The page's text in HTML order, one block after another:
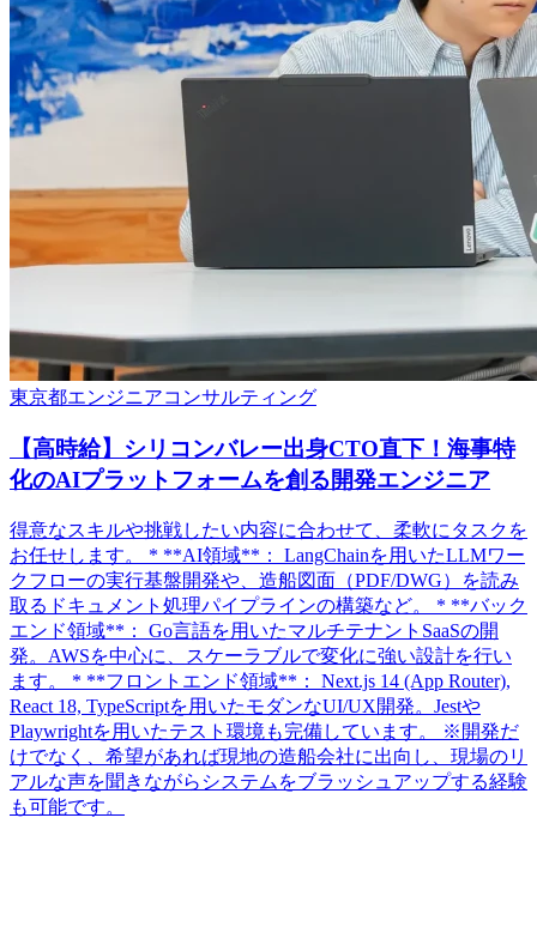
東京都エンジニアコンサルティング
【高時給】シリコンバレー出身CTO直下！海事特
化のAIプラットフォームを創る開発エンジニア
得意なスキルや挑戦したい内容に合わせて、柔軟にタスクを
お任せします。 * **AI領域**： LangChainを用いたLLMワー
クフローの実行基盤開発や、造船図面（PDF/DWG）を読み
取るドキュメント処理パイプラインの構築など。 * **バック
エンド領域**： Go言語を用いたマルチテナントSaaSの開
発。AWSを中心に、スケーラブルで変化に強い設計を行い
ます。 * **フロントエンド領域**： Next.js 14 (App Router),
React 18, TypeScriptを用いたモダンなUI/UX開発。Jestや
Playwrightを用いたテスト環境も完備しています。 ※開発だ
けでなく、希望があれば現地の造船会社に出向し、現場のリ
アルな声を聞きながらシステムをブラッシュアップする経験
も可能です。